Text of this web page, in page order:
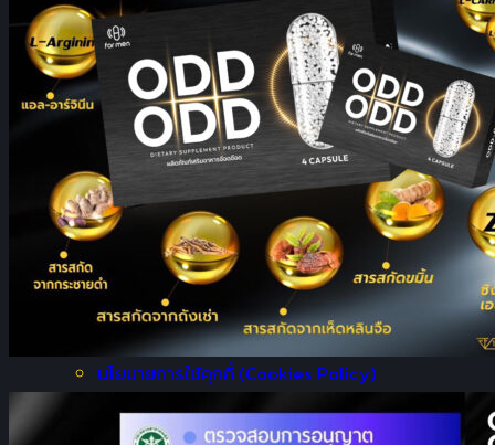
สินค้าทั้งหมด
สินค้าขายดี
สินค้าโปรโมชั่น
ชุดหน้าเด็ก
เซ็ตหุ่นดี
ปวดข้อเข่า
สมัครตัวแทนจำหน่าย
ช่วยเหลือ
วิธีการสั่งซื้อ
ยืนยันการชำระเงิน
เงื่อนไขการรับประกัน
คำถามที่พบบ่อย
นโยบายความเป็นส่วนตัว (Privacy Policy)
นโยบายการใช้คุกกี้ (Cookies Policy)
ติดต่อเรา
รายการโปรด +